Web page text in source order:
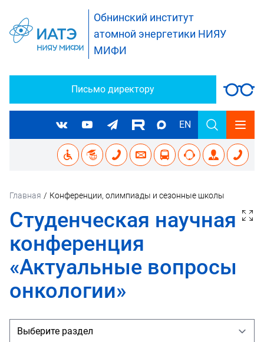
Обнинский институт
атомной энергетики НИЯУ
МИФИ
Письмо директору
EN
Главная / Конференции, олимпиады и сезонные школы
Студенческая научная
конференция
«Актуальные вопросы
онкологии»